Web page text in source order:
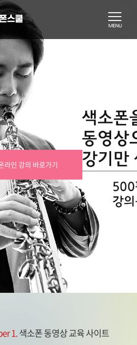
라인 강의 바로가기
1.색소폰 동영상 교육 사이트